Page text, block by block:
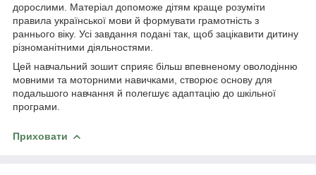
дорослими. Матеріал допоможе дітям краще розуміти
правила української мови й формувати грамотність з
раннього віку. Усі завдання подані так, щоб зацікавити дитину
різноманітними діяльностями.
Цей навчальний зошит сприяє більш впевненому оволодінню
мовними та моторними навичками, створює основу для
подальшого навчання й полегшує адаптацію до шкільної
програми.
Приховати